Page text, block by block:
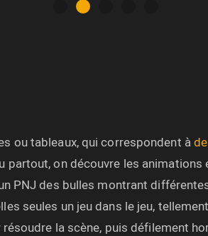
ou tableaux, qui correspondent à
partout, on découvre les
PNJ des bulles montrant
seules un jeu dans le jeu,
la scène, puis défilement